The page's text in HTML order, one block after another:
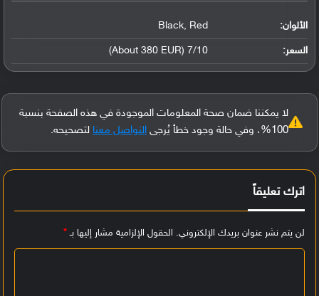
الألوان: Black, Red
السعر: 7/10 (About 380 EUR)
لا يمكننا ضمان صحة المعلومات الموجودة في هذه الصفحة بنسبة
100%، وفي حالة وجود خطأ يُرجى
التواصل معنا لتصحيحه.
اترك تعليقاً
لن يتم نشر عنوان بريدك الإلكتروني. الحقول الإلزامية مشار إليها بـ*